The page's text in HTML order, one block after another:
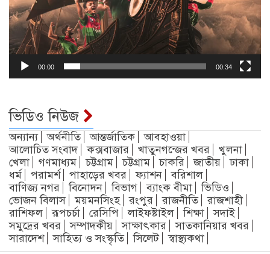
00:00 00:34
ভিডিও নিউজ
অন্যান্য অর্থনীতি আন্তর্জাতিক
আবহাওয়া
আলোচিত সংবাদ
কক্সবাজার খাতুনগন্জের খবর
খুলনা
খেলা
গণমাধ্যম চট্টগ্রাম চট্টগ্রাম চাকরি জাতীয়
ঢাকা
ধর্ম
পরামর্শ পাহাড়ের খবর ফ্যাশন
বরিশাল
বাণিজ্য নগর
বিনোদন বিভাগ ব্যাংক বীমা
ভিডিও
ভোজন বিলাস
ময়মনসিংহ রংপুর রাজনীতি
রাজশাহী
রাশিফল
রূপচর্চা রেসিপি লাইফষ্টাইল শিক্ষা
সদাই
সমুদ্রের খবর
সম্পাদকীয় সাক্ষাৎকার
সাতকানিয়ার খবর
সারাদেশ
সাহিত্য ও সংস্কৃতি সিলেট স্বাস্থ্যকথা